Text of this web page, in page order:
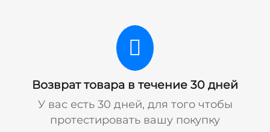
Возврат товара в течение 30 дней
У вас есть 30 дней, для того чтобы
протестировать вашу покупку